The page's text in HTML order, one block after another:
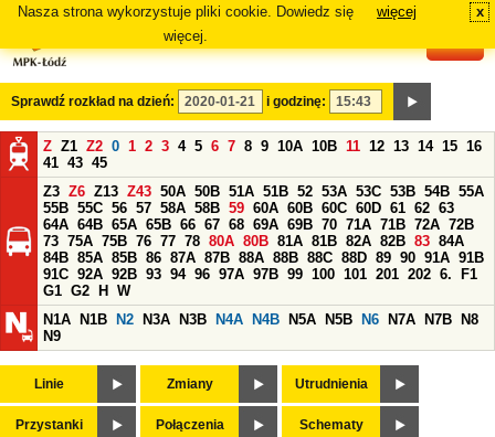
Nasza strona wykorzystuje pliki cookie. Dowiedz się
więcej.
więcej x
Sprawdź rozkład na dzień: i godzinę:
Z Z1 Z2 0 1 2 3 4 5 6 7 8 9 10A 10B 11 12 13 14 15 16
41 43 45
Z3 Z6 Z13 Z43 50A 50B 51A 51B 52 53A 53C 53B 54B 55A
55B 55C 56 57 58A 58B 59 60A 60B 60C 60D 61 62 63
64A 64B 65A 65B 66 67 68 69A 69B 70 71A 71B 72A 72B
73 75A 75B 76 77 78 80A 80B 81A 81B 82A 82B 83 84A
84B 85A 85B 86 87A 87B 88A 88B 88C 88D 89 90 91A 91B
91C 92A 92B 93 94 96 97A 97B 99 100 101 201 202 6.
F1
G1 G2 H
W
N1A
N1B N2 N3A N3B N4A N4B N5A N5B N6 N7A N7B
N8
N9
Linie Zmiany Utrudnienia
Przystanki Połączenia Schematy